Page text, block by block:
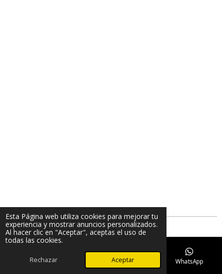
Esta Página web utiliza cookies para mejorar tu
experiencia y mostrar anuncios personalizados.
Al hacer clic en "Aceptar", aceptas el uso de
todas las cookies.
Rechazar Aceptar
Teléfono TikTok WhatsApp